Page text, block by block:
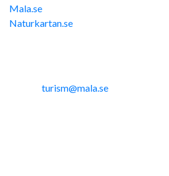
Mala.se
Naturkartan.se
turism@mala.se